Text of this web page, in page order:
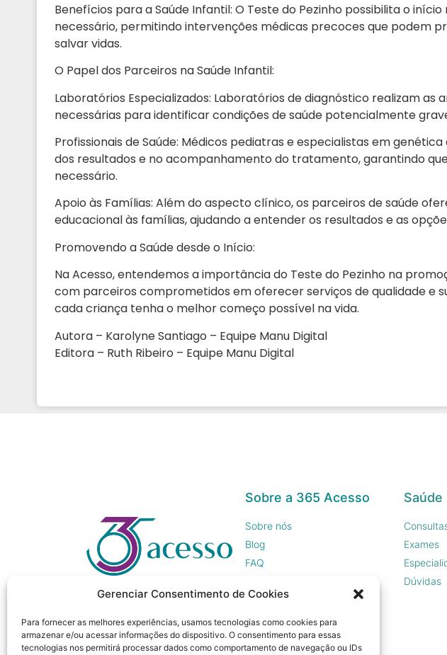
Gerenciar Consentimento de Cookies
Para fornecer as melhores experiências, usamos tecnologias como cookies para
armazenar e/ou acessar informações do dispositivo. O consentimento para essas
tecnologias nos permitirá processar dados como comportamento de navegação ou IDs
Benefícios para a Saúde Infantil: O Teste do Pezinho possibilita o
necessário, permitindo intervenções médicas precoces que podem
salvar vidas.
O Papel dos Parceiros na Saúde Infantil:
Laboratórios Especializados: Laboratórios de diagnóstico realizam as
necessárias para identificar condições de saúde potencialmente
Profissionais de Saúde: Médicos pediatras e especialistas em
dos resultados e no acompanhamento do tratamento, garantindo
necessário.
Apoio às Famílias: Além do aspecto clínico, os parceiros de saúde
educacional às famílias, ajudando a entender os resultados e as
Promovendo a Saúde desde o Início:
Na Acesso, entendemos a importância do Teste do Pezinho na
com parceiros comprometidos em oferecer serviços de qualidade e
cada criança tenha o melhor começo possível na vida.
Autora – Karolyne Santiago – Equipe Manu Digital
Editora – Ruth Ribeiro – Equipe Manu Digital
Sobre a 365 Acesso
Sobre nós
Blog
FAQ
Imprensa
Saúde
Exames
Dúvidas